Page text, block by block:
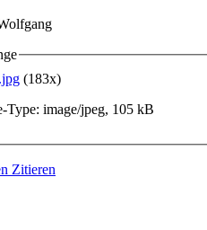
(183x)
Type: image/jpeg, 105 kB
Zitieren